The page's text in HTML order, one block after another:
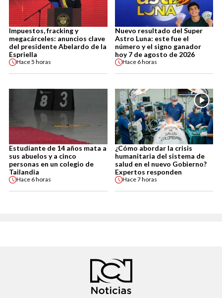
Impuestos, fracking y
megacárceles: anuncios clave
del presidente Abelardo de la
Espriella
Hace5 horas
Nuevo resultado del Super
Astro Luna: este fue el
número y el signo ganador
hoy 7 de agosto de 2026
Hace 6 horas
Estudiante de 14 años mata a
sus abuelos y a cinco
personas en un colegio de
Tailandia
Hace 6 horas
¿Cómo abordar la crisis
humanitaria del sistema de
salud en el nuevo Gobierno?
Expertos responden
Hace7 horas